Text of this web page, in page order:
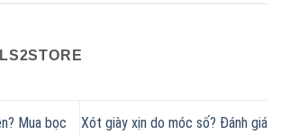
LS2STORE
Mua bọc
Xót giày xịn do móc số? Đánh giá